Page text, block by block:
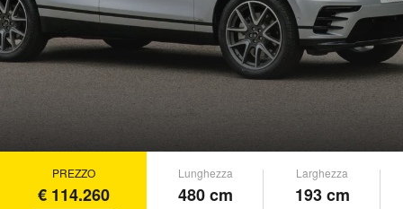
PREZZO
€ 114.260
Lunghezza
480 cm
Larghezza
193 cm